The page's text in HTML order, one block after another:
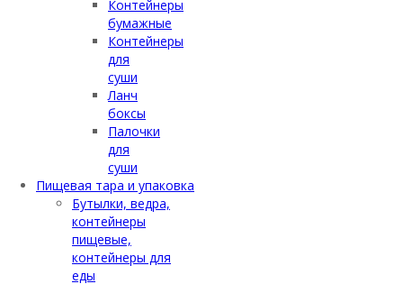
Контейнеры
бумажные
Контейнеры
для
суши
Ланч
боксы
Палочки
для
суши
Пищевая тара и упаковка
Бутылки, ведра,
контейнеры
пищевые,
контейнеры для
еды